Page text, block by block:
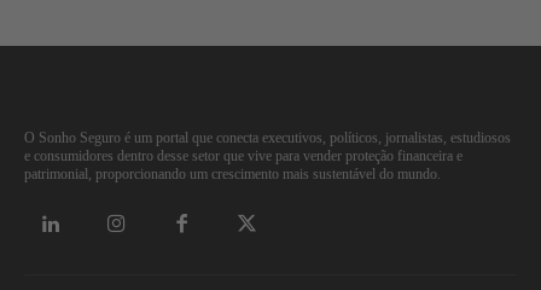
O Sonho Seguro é um portal que conecta executivos, políticos, jornalistas, estudiosos
e consumidores dentro desse setor que vive para vender proteção financeira e
patrimonial, proporcionando um crescimento mais sustentável do mundo.